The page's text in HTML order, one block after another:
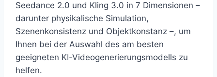
Seedance 2.0 und Kling 3.0 in 7 Dimensionen –
darunter physikalische Simulation,
Szenenkonsistenz und Objektkonstanz –, um
Ihnen bei der Auswahl des am besten
geeigneten KI-Videogenerierungsmodells zu
helfen.